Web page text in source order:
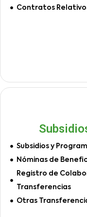
Contratos
Subsidios y
Nóminas de
Registro de
Transferencias
Otras